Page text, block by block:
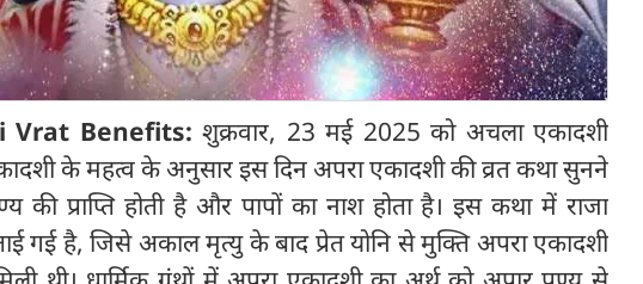
Vrat Benefits: शुक्रवार, 23 मई 2025 को अचला एकादशी
के महत्व के अनुसार इस दिन अपरा एकादशी की व्रत कथा सुनने
की प्राप्ति होती है और पापों का नाश होता है। इस कथा में राजा
गई है, जिसे अकाल मृत्यु के बाद प्रेत योनि से मुक्ति अपरा एकादशी